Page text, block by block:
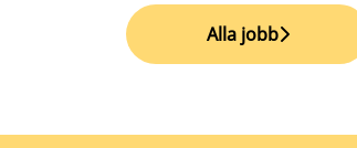
Alla jobb